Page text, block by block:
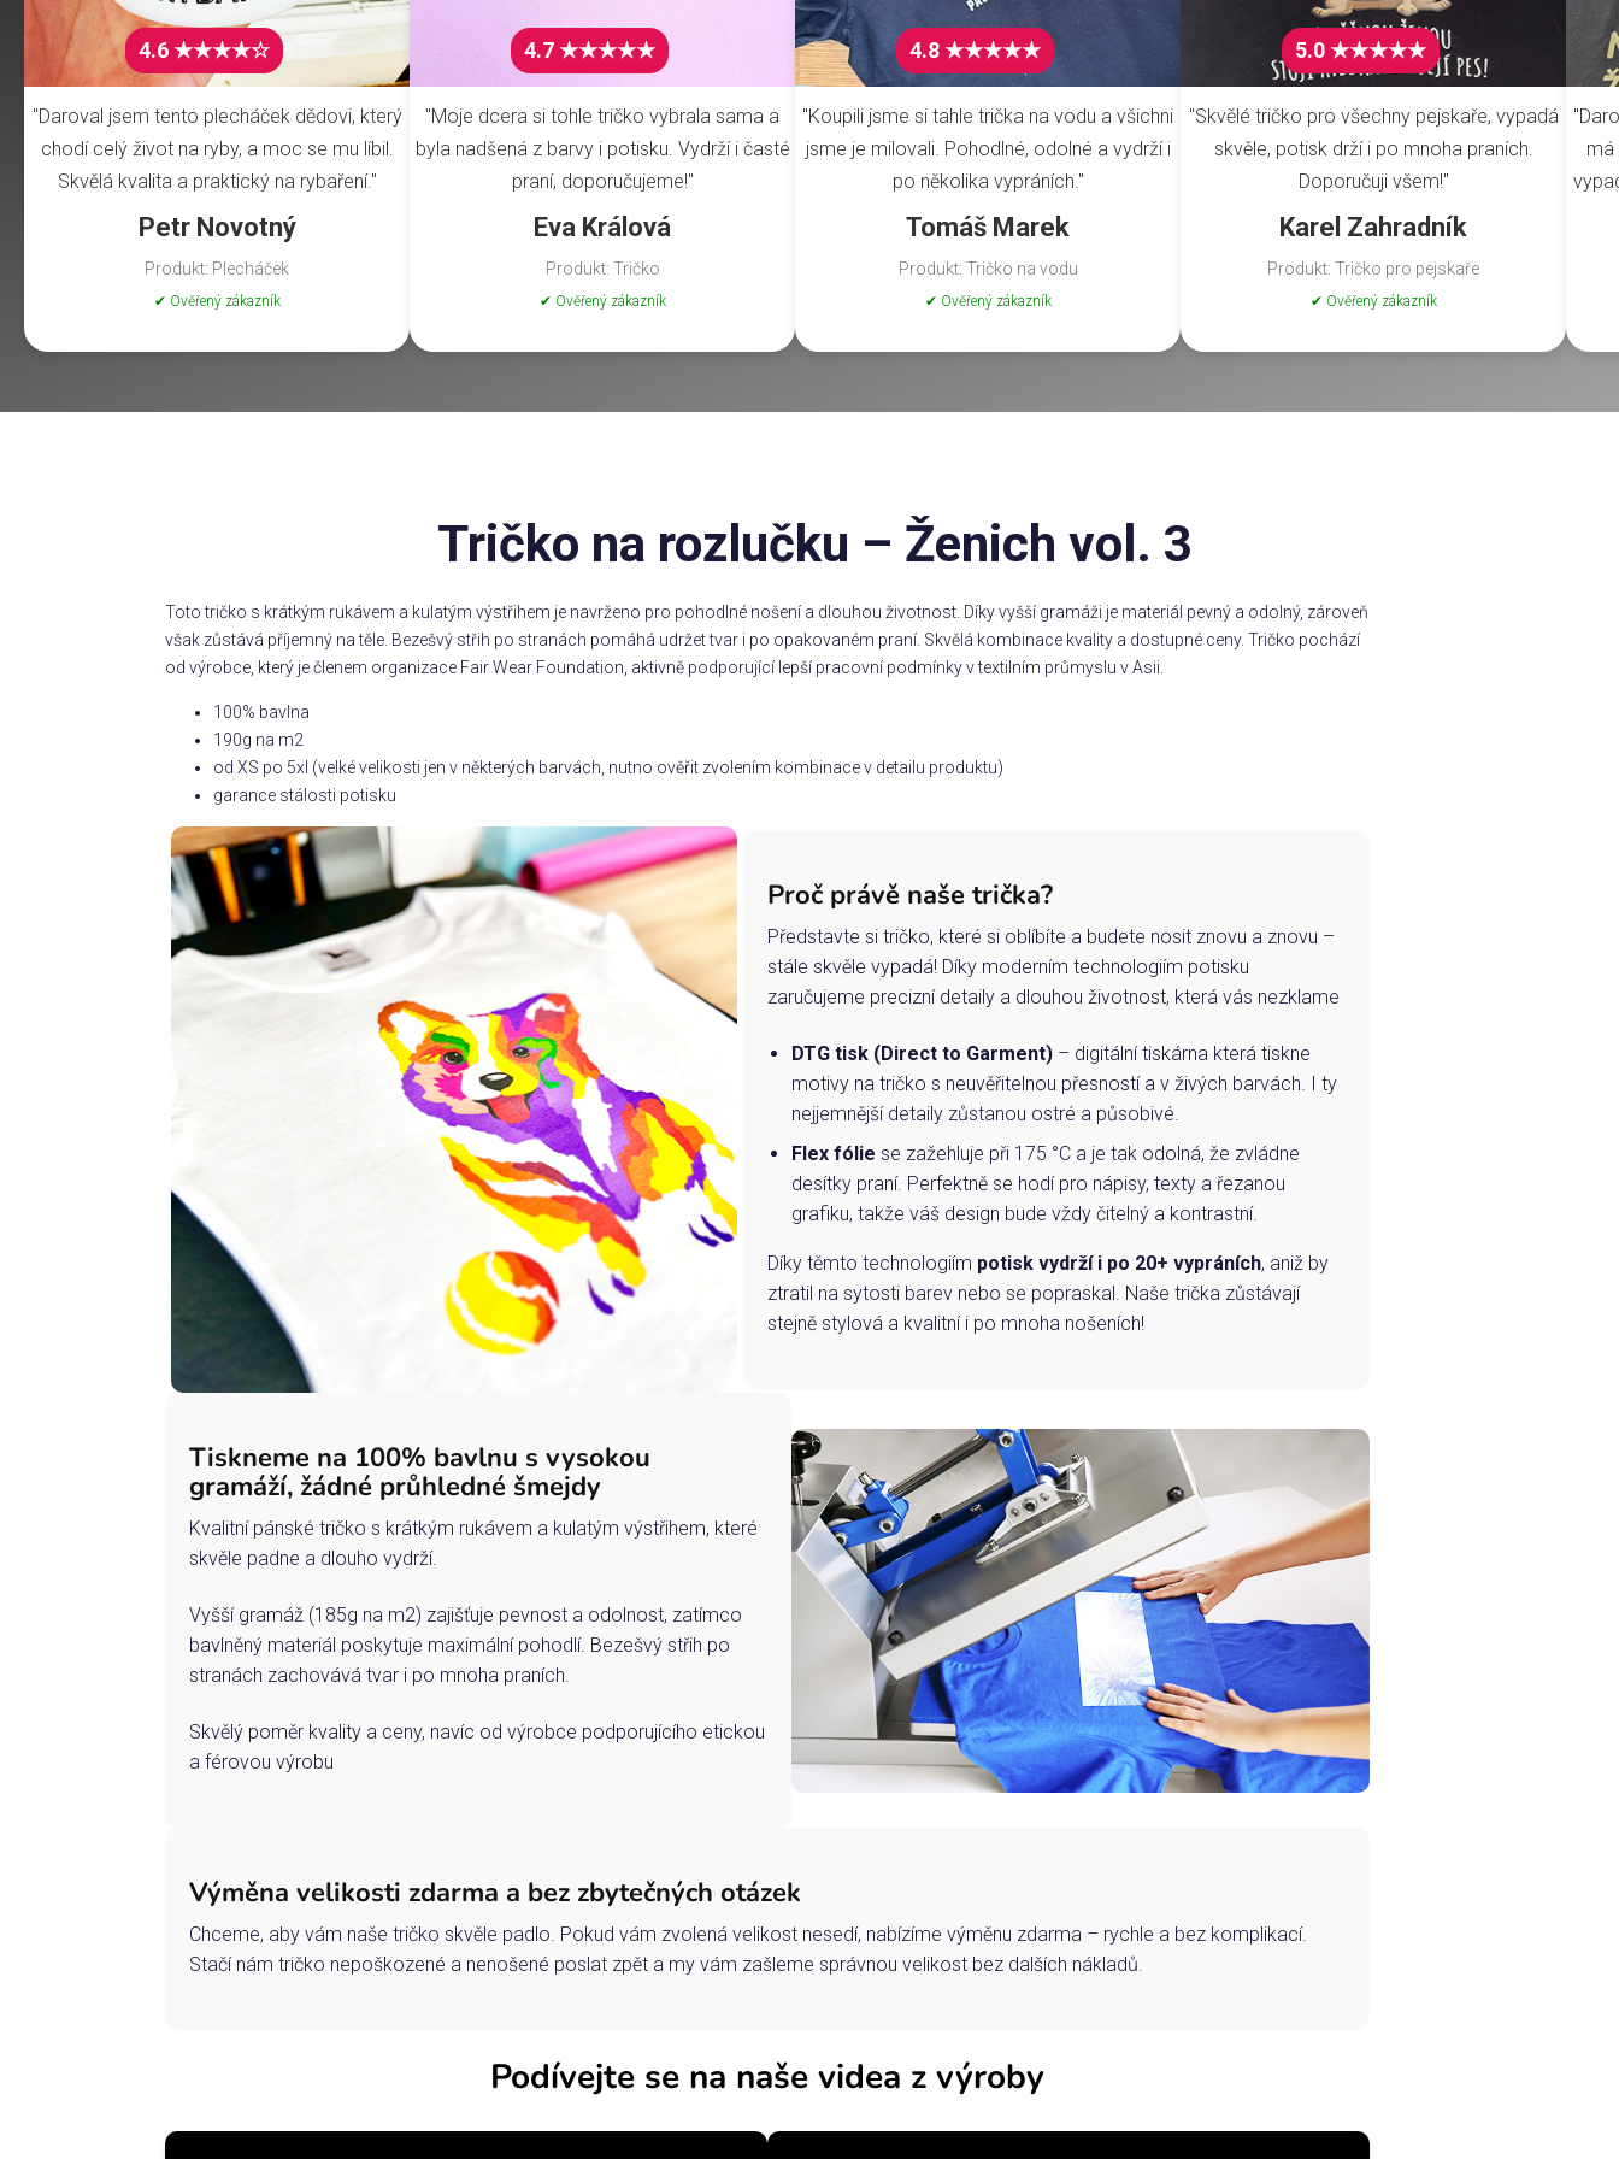
4.6 ★★★★☆
"Daroval jsem tento plecháček dědovi, který
chodí celý život na ryby, a moc se mu líbil.
Skvělá kvalita a praktický na rybaření."
Petr Novotný
Produkt: Plecháček
✔ Ověřený zákazník
4.7 ★★★★★
"Moje dcera si tohle tričko vybrala sama a
byla nadšená z barvy i potisku. Vydrží i časté
praní, doporučujeme!"
Eva Králová
Produkt: Tričko
✔ Ověřený zákazník
4.8 ★★★★★
"Koupili jsme si tahle trička na vodu a všichni
jsme je milovali. Pohodlné, odolné a vydrží i
po několika vypráních."
Tomáš Marek
Produkt: Tričko na vodu
✔ Ověřený zákazník
5.0 ★★★★★
"Skvělé tričko pro všechny pejskaře, vypadá
skvěle, potisk drží i po mnoha praních.
Doporučuji všem!"
Karel Zahradník
Produkt: Tričko pro pejskaře
✔ Ověřený zákazník
má
Tričko na rozlučku – Ženich vol. 3
Toto tričko s krátkým rukávem a kulatým výstřihem je navrženo pro pohodlné nošení a dlouhou životnost. Díky vyšší gramáži je materiál pevný a odolný, zároveň
však zůstává příjemný na těle. Bezešvý střih po stranách pomáhá udržet tvar i po opakovaném praní. Skvělá kombinace kvality a dostupné ceny. Tričko pochází
od výrobce, který je členem organizace Fair Wear Foundation, aktivně podporující lepší pracovní podmínky v textilním průmyslu v Asii.
100% bavlna
190g na m2
od XS po 5xl (velké velikosti jen v některých barvách, nutno ověřit zvolením kombinace v detailu produktu)
garance stálosti potisku
Proč právě naše trička?
Představte si tričko, které si oblíbíte a budete nosit znovu a znovu –
stále skvěle vypadá! Díky moderním technologiím potisku
zaručujeme precizní detaily a dlouhou životnost, která vás nezklame
DTG tisk (Direct to Garment)– digitální tiskárna která tiskne
motivy na tričko s neuvěřitelnou přesností a v živých barvách. I ty
nejjemnější detaily zůstanou ostré a působivé.
Flex fólie se zažehluje při 175 °C a je tak odolná, že zvládne
desítky praní. Perfektně se hodí pro nápisy, texty a řezanou
grafiku, takže váš design bude vždy čitelný a kontrastní.
Díky těmto technologiím potisk vydrží i po 20+ vypráních, aniž by
ztratil na sytosti barev nebo se popraskal. Naše trička zůstávají
stejně stylová a kvalitní i po mnoha nošeních!
Tiskneme na 100% bavlnu s vysokou
gramáží, žádné průhledné šmejdy
Kvalitní pánské tričko s krátkým rukávem a kulatým výstřihem, které
skvěle padne a dlouho vydrží.
Vyšší gramáž (185g na m2) zajišťuje pevnost a odolnost, zatímco
bavlněný materiál poskytuje maximální pohodlí. Bezešvý střih po
stranách zachovává tvar i po mnoha praních.
Skvělý poměr kvality a ceny, navíc od výrobce podporujícího etickou
a férovou výrobu
Výměna velikosti zdarma a bez zbytečných otázek
Chceme, aby vám naše tričko skvěle padlo. Pokud vám zvolená velikost nesedí, nabízíme výměnu zdarma – rychle a bez komplikací.
Stačí nám tričko nepoškozené a nenošené poslat zpět a my vám zašleme správnou velikost bez dalších nákladů.
Podívejte se na naše videa z výroby